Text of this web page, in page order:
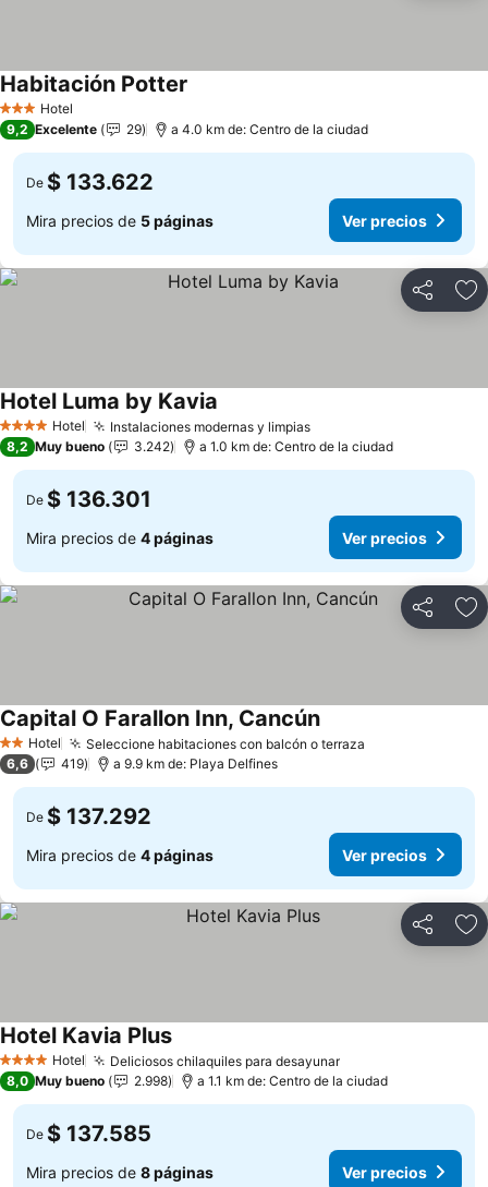
3 Estrellas
Hotel
Habitación Potter
9,2 Excelente 29 a 4.0 km de: Centro de la ciudad
De $ 133.622
Mira precios de 5 páginas Ver precios
Compartir
4 EstrellasHotel Instalaciones modernas y limpiasVer precios
Hotel Luma by Kavia
8,2 Muy bueno 3.242 a 1.0 km de: Centro de la ciudad
De $ 136.301
Mira precios de 4 páginas Ver precios
Compartir
2 Estrellas
Hotel Seleccione habitaciones con balcón o terraza
Capital O Farallon Inn, CancúnVer precios
6,6 419 a 9.9 km de: Playa Delfines
De $ 137.292
Mira precios de 4 páginas Ver precios
Compartir
4 EstrellasHotel Deliciosos chilaquiles para desayunarVer precios
Hotel Kavia PlusVer precios
8,0 Muy bueno 2.998 a 1.1 km de: Centro de la ciudad
De $ 137.585
Mira precios de 8 páginas Ver precios